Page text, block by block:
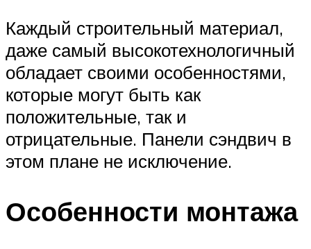
Каждый строительный материал,
даже самый высокотехнологичный
обладает своими особенностями,
которые могут быть как
положительные, так и
отрицательные. Панели сэндвич в
этом плане не исключение.
Особенности монтажа